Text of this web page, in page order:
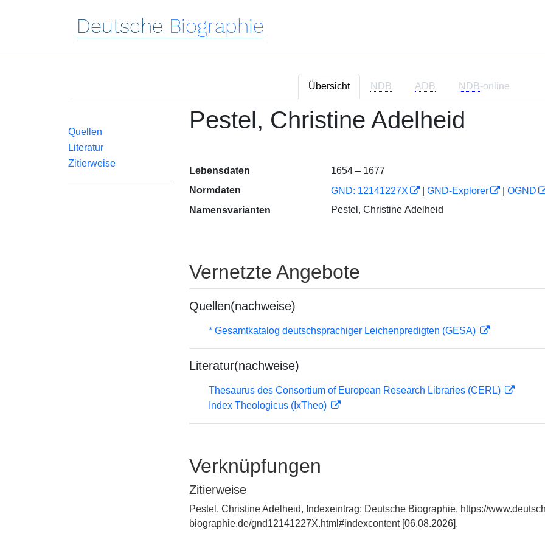
Deutsche Biographie
Übersicht NDB ADB NDB-online
Quellen
Literatur
Zitierweise
Pestel, Christine Adelheid
Lebensdaten
1654 – 1677
Normdaten
GND: 12141227X GND-Explorer
OGND
Namensvarianten
Pestel, Christine Adelheid
Vernetzte Angebote
Quellen(nachweise)
* Gesamtkatalog deutschsprachiger Leichenpredigten (GESA)
Literatur(nachweise)
Thesaurus des Consortium of European Research Libraries (CERL)
Index Theologicus (IxTheo)
Verknüpfungen
Zitierweise
Pestel, Christine Adelheid, Indexeintrag: Deutsche Biographie, https://
biographie.de/gnd12141227X.html#indexcontent [06.08.2026].